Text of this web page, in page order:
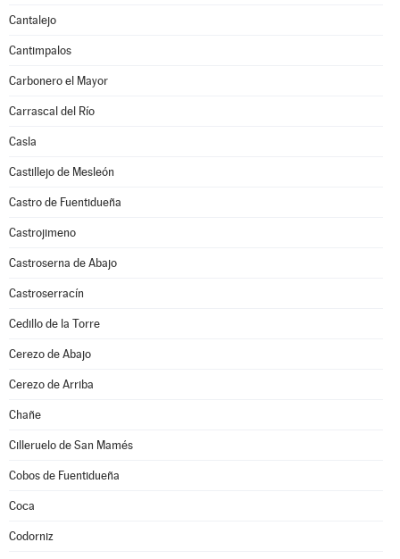
Cantalejo
Cantimpalos
Carbonero el Mayor
Carrascal del Río
Casla
Castillejo de Mesleón
Castro de Fuentidueña
Castrojimeno
Castroserna de Abajo
Castroserracín
Cedillo de la Torre
Cerezo de Abajo
Cerezo de Arriba
Chañe
Cilleruelo de San Mamés
Cobos de Fuentidueña
Coca
Codorniz